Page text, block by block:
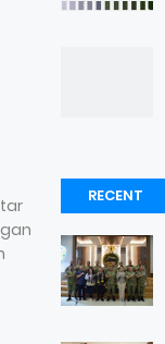
RECENT